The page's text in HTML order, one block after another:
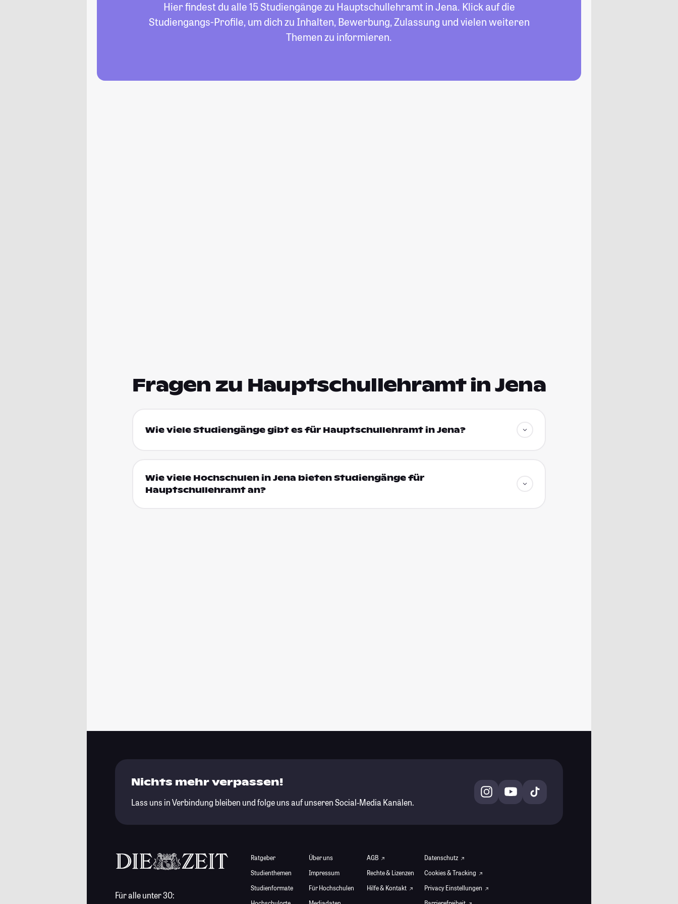
Hier findest du alle 15 Studiengänge zu Hauptschullehramt in Jena. Klick auf die
Studiengangs-Profile, um dich zu Inhalten, Bewerbung, Zulassung und vielen weiteren
Themen zu informieren.
Fragen zu Hauptschullehramt in Jena
Wie viele Studiengänge gibt es für Hauptschullehramt in Jena?
Wie viele Hochschulen in Jena bieten Studiengänge für
Hauptschullehramt an?
Nichts mehr verpassen!
Lass uns in Verbindung bleiben und folge uns auf unseren Social-Media Kanälen.
Für alle unter 30:
Ratgeber
Studienthemen
Studienformate
Über uns
Impressum
Für Hochschulen
AGB
Rechte & Lizenzen
Hilfe & Kontakt
Datenschutz
Cookies & Tracking
Privacy Einstellungen